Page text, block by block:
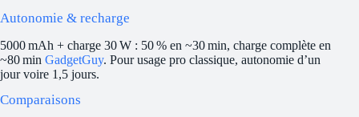
Autonomie & recharge
5000 mAh + charge 30 W : 50 % en ~30 min, charge complète en
~80 min GadgetGuy. Pour usage pro classique, autonomie d’un
jour voire 1,5 jours.
Comparaisons